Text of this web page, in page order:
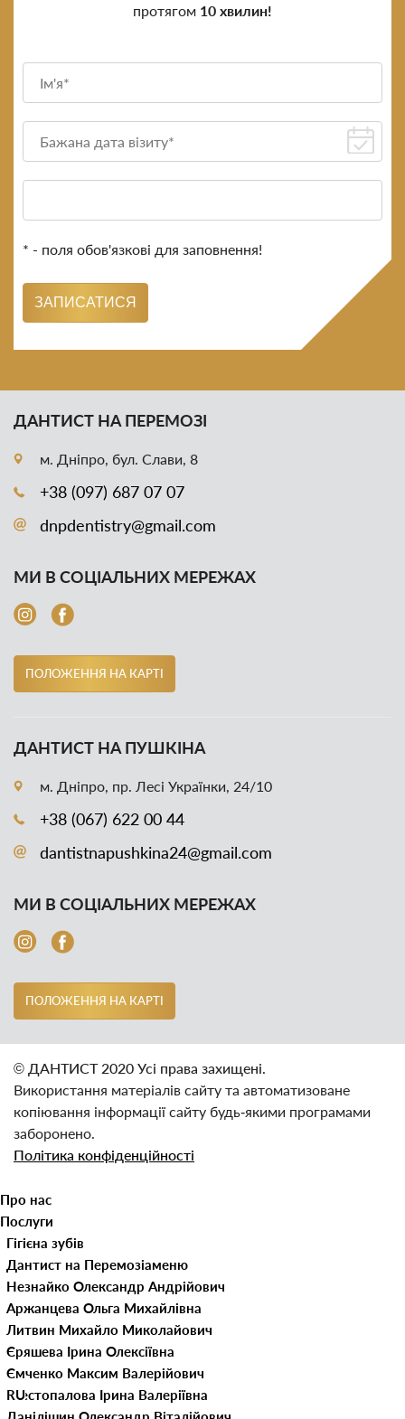
протягом 10 хвилин!
* - поля обов'язкові для заповнення!
ЗАПИСАТИСЯ
ДАНТИСТ НА ПЕРЕМОЗІ
м. Дніпро, бул. Слави, 8
+38 (097) 687 07 07
dnpdentistry@gmail.com
МИ В СОЦІАЛЬНИХ МЕРЕЖАХ
ПОЛОЖЕННЯ НА КАРТІ
ДАНТИСТ НА ПУШКІНА
м. Дніпро, пр. Лесі Українки, 24/10
+38 (067) 622 00 44
dantistnapushkina24@gmail.com
МИ В СОЦІАЛЬНИХ МЕРЕЖАХ
ПОЛОЖЕННЯ НА КАРТІ
© ДАНТИСТ 2020 Усі права захищені.
Використання матеріалів сайту та автоматизоване
копіювання інформації сайту будь‑якими програмами
заборонено.
Політика конфіденційності
Про нас
Послуги
Гігієна зубів
Видалення зубного каменю
Дитяча стоматологія
Видалення молочних зубів
Герметизація фісур
Лікування карієсу молочних
зубів
Лікування молочних зубів
Реставрація молочних зубів
Естетична стоматологія
Відбілювання зубів
Вініри для зубів
Люмініри
Імплантація зубів
Консультація стоматолога
Лікування захворювань СНЩС
Лікування зубів
Лікування зубів під
Лікування ясен
Наші клініки
Дантист на Перемозі
Дантист на Пушкіна
Лікарі
Незнайко Олександр Андрійович
Аржанцева Ольга Михайлівна
Литвин Михайло Миколайович
Єряшева Ірина Олексіївна
Ємченко Максим Валерійович
Шестопалова Ірина Валеріївна
ЦІНИ
Контакти
Блог
Портфоліо
UA
RU